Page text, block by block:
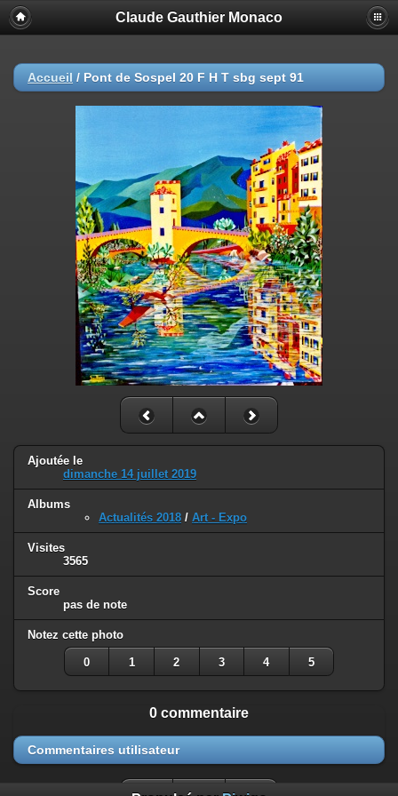
Claude Gauthier Monaco
Accueil / Pont de Sospel 20 F H T sbg sept 91
Ajoutée le
dimanche 14 juillet 2019
Albums
Actualités 2018 / Art - Expo
Visites
3565
Score
pas de note
Notez cette photo
0 1 2 3 4 5
0 commentaire
Commentaires utilisateur